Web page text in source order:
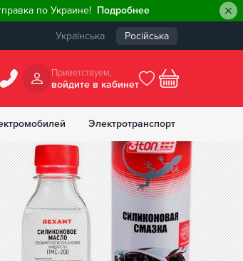
по Украине! Подробнее
Українська Російська
Приветствуем,
войдите в кабинет
Электротранспорт